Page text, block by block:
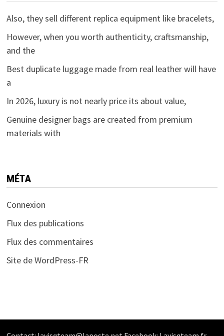
Also, they sell different replica equipment like bracelets,
However, when you worth authenticity, craftsmanship,
and the
Best duplicate luggage made from real leather will have
a
In 2026, luxury is not nearly price its about value,
Genuine designer bags are created from premium
materials with
MÉTA
Connexion
Flux des publications
Flux des commentaires
Site de WordPress-FR